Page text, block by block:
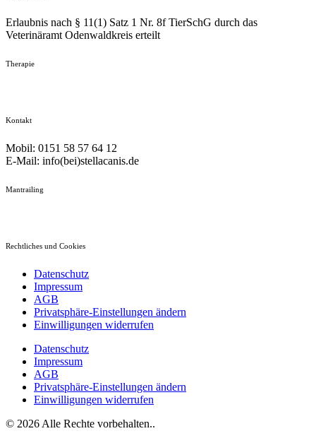
Erlaubnis nach § 11(1) Satz 1 Nr. 8f TierSchG durch das
Veterinäramt Odenwaldkreis erteilt
Therapie
Kontakt
Mobil: 0151 58 57 64 12
E-Mail: info(bei)stellacanis.de
Mantrailing
Rechtliches und Cookies
Datenschutz
Impressum
AGB
Privatsphäre-Einstellungen ändern
Einwilligungen widerrufen
Datenschutz
Impressum
AGB
Privatsphäre-Einstellungen ändern
Einwilligungen widerrufen
© 2026 Alle Rechte vorbehalten..